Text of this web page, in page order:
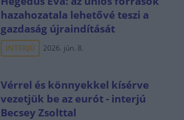
hazahozatala lehetővé teszi a
gazdaság újraindítását
INTERJÚ 2026. jún. 8.
Vérrel és könnyekkel kísérve
vezetjük be az eurót - interjú
Becsey Zsolttal